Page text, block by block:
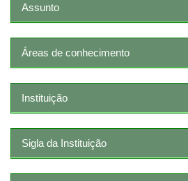
Assunto
Áreas de conhecimento
Instituição
Sigla da Instituição